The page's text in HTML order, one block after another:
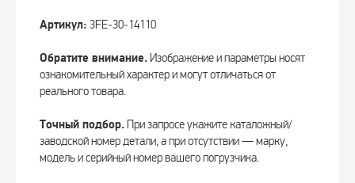
Артикул: 3FE‑30‑14110
Обратите внимание.Изображение и параметры носят
ознакомительный характер и могут отличаться от
реального товара.
Точный подбор.При запросе укажите каталожный/
заводской номер детали, а при отсутствии — марку,
модель и серийный номер вашего погрузчика.